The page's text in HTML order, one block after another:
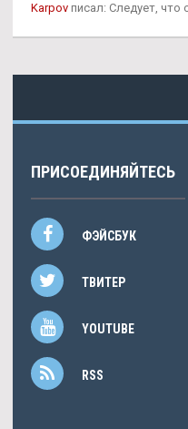
Karpov писал: Следует, что
ПРИСОЕДИНЯЙТЕСЬ
ФЭЙСБУК
ТВИТЕР
YOUTUBE
RSS